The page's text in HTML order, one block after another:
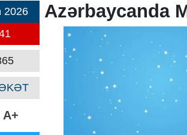
2026
A+
Azərbaycanda